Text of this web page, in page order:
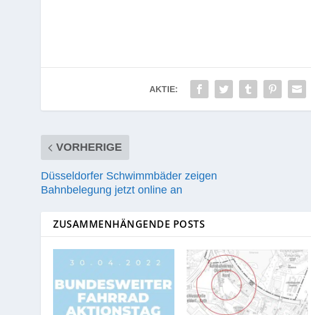
AKTIE:
VORHERIGE
Düsseldorfer Schwimmbäder zeigen
Bahnbelegung jetzt online an
ZUSAMMENHÄNGENDE POSTS